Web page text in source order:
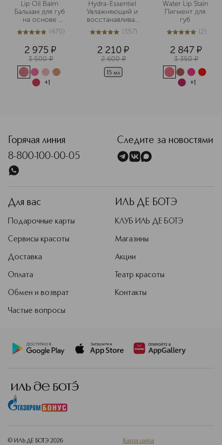
Lip Oil Balm
Бальзам для губ
на основе
масел
4.9из5470 (470)
2 975 ¤
3 500 ¤
+1
Hydra-Essentiel
Увлажняющий и
восстанавливающий
бальзам для губ
5из 5357 (357)
2 210 ¤
2 600 ¤
15 мл
Water Lip Stain
Пигмент для
5из 52 (2)
2 847 ¤
3 350 ¤
+1
Горячая линия
8-800-100-00-05
Следите за новостями
Для вас
Подарочные карты
Сервисы красоты
Доставка
Оплата
Обмен и возврат
Частые вопросы
ИЛЬ ДЕ БОТЭ
КЛУБ ИЛЬ ДЕ БОТЭ
Магазины
Акции
Театр красоты
Контакты
© ИЛЬ ДЕ БОТЭ 2026 Карта сайта